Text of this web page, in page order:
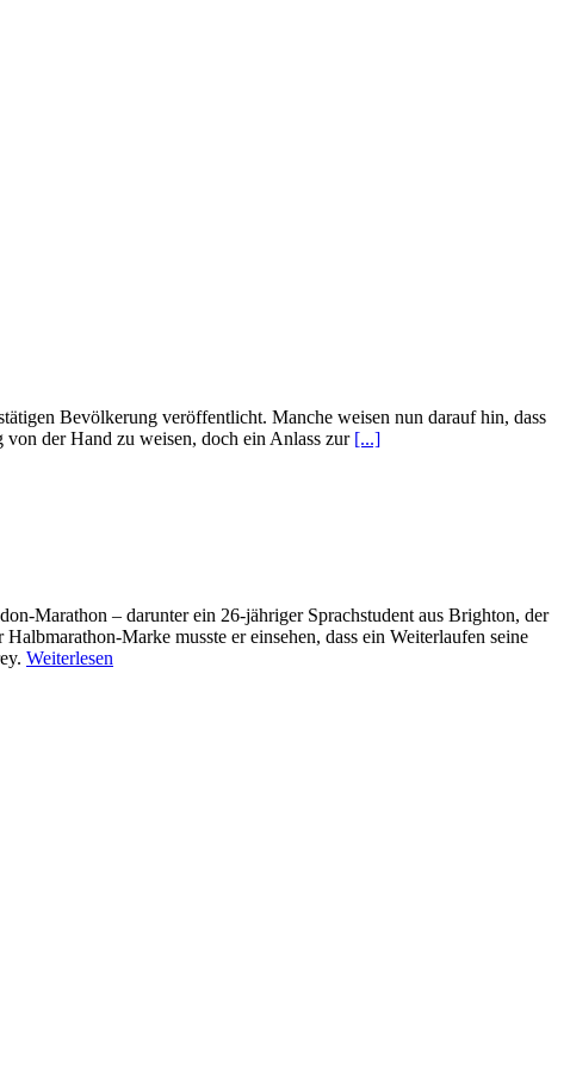
Bevölkerung veröffentlicht. Manche weisen nun darauf hin, dass
der Hand zu weisen, doch ein Anlass zur [...]
Marathon – darunter ein 26-jähriger Sprachstudent aus Brighton, der
Marke musste er einsehen, dass ein Weiterlaufen seine
Weiterlesen